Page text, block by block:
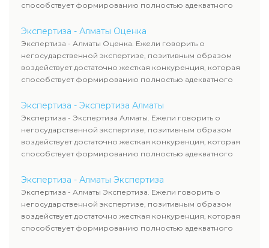
способствует формированию полностью адекватного
Экспертиза - Алматы Оценка
Экспертиза - Алматы Оценка. Ежели говорить о
негосударственной экспертизе, позитивным образом
воздействует достаточно жесткая конкуренция, которая
способствует формированию полностью адекватного
Экспертиза - Экспертиза Алматы
Экспертиза - Экспертиза Алматы. Ежели говорить о
негосударственной экспертизе, позитивным образом
воздействует достаточно жесткая конкуренция, которая
способствует формированию полностью адекватного
Экспертиза - Алматы Экспертиза
Экспертиза - Алматы Экспертиза. Ежели говорить о
негосударственной экспертизе, позитивным образом
воздействует достаточно жесткая конкуренция, которая
способствует формированию полностью адекватного